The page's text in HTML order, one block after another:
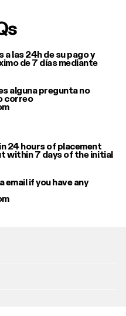
las 24h de su pago y
de 7 días mediante
alguna pregunta no
correo
24 hours of placement
within 7 days of the initial
email if you have any